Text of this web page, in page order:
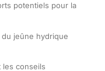
potentiels pour la
jeûne hydrique
les conseils